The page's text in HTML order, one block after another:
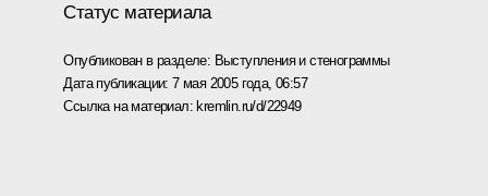
Статус материала
Опубликован в разделе: Выступления и стенограммы
Дата публикации:7 мая 2005 года, 06:57
Ссылка на материал: kremlin.ru/d/22949